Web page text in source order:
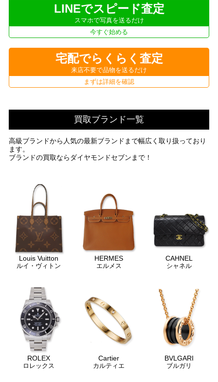
LINEでスピード査定
スマホで写真を送るだけ
今すぐ始める
宅配でらくらく査定
来店不要で品物を送るだけ
まずは詳細を確認
買取ブランド一覧
高級ブランドから人気の最新ブランドまで幅広く取り扱っており
ます。
ブランドの買取ならダイヤモンドセブンまで！
Louis Vuitton
ルイ・ヴィトン
HERMES
エルメス
CAHNEL
シャネル
ROLEX
ロレックス
Cartier
カルティエ
BVLGARI
ブルガリ